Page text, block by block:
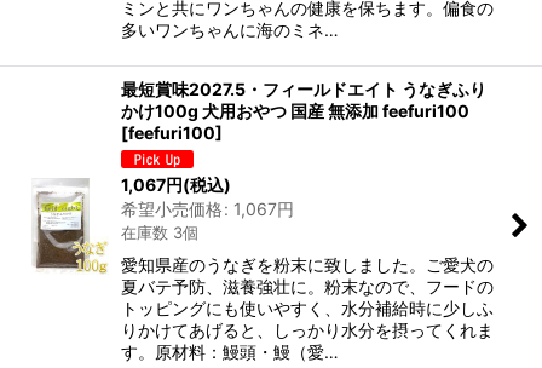
ミンと共にワンちゃんの健康を保ちます。偏食の
多いワンちゃんに海のミネ…
最短賞味2027.5・フィールドエイト うなぎふり
かけ100g 犬用おやつ 国産 無添加 feefuri100
[feefuri100]
1,067円(税込)
希望小売価格: 1,067円
在庫数 3個
愛知県産のうなぎを粉末に致しました。ご愛犬の
夏バテ予防、滋養強壮に。粉末なので、フードの
トッピングにも使いやすく、水分補給時に少しふ
りかけてあげると、しっかり水分を摂ってくれま
す。原材料：鰻頭・鰻（愛…